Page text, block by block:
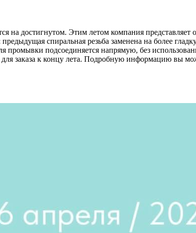
на достигнутом. Этим летом компания
спиральная резьба заменена на более
подсоединяется напрямую, без
для заказа к концу лета. Подробную информацию вы